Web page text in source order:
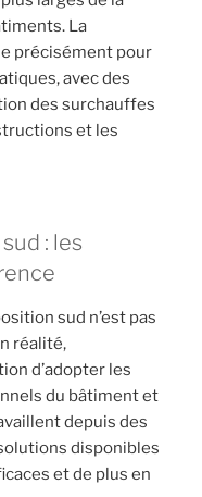
La
précisément pour
avec des
des surchauffes
et les
: les
sud n’est pas
réalité,
d’adopter les
du bâtiment et
depuis des
disponibles
et de plus en